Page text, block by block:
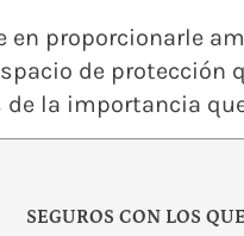
en proporcionarle
de
la importancia
SEGUROS CON LOS